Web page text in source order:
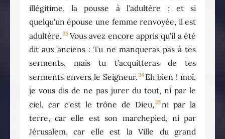
illégitime, la pousse à l’adultère ; et si
quelqu’un épouse une femme renvoyée, il est
adultère.33 Vous avez encore appris qu’il a été
dit aux anciens : Tu ne manqueras pas à tes
serments, mais tu t’acquitteras de tes
serments envers le Seigneur.34 Eh bien ! moi,
je vous dis de ne pas jurer du tout, ni par le
ciel, car c’est le trône de Dieu,35ni par la
terre, car elle est son marchepied, ni par
Jérusalem, car elle est la Ville du grand